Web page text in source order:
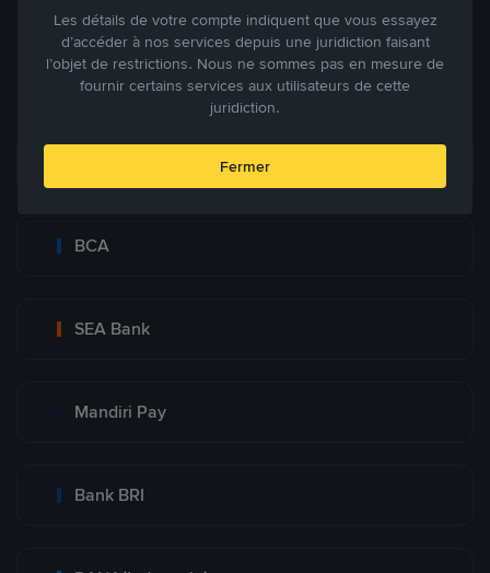
Blog P2P Voir plus
Principaux modes de paiement
BCA
SEA Bank
Mandiri Pay
Bank BRI
Les détails de votre compte indiquent que vous essayez
d’accéder à nos services depuis une juridiction faisant
l’objet de restrictions. Nous ne sommes pas en mesure de
fournir certains services aux utilisateurs de cette
juridiction.
Fermer